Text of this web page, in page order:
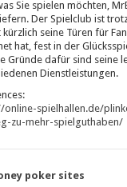
Sie spielen möchten,
Der Spielclub ist
kürzlich seine Türen für
hat, fest in der
Gründe dafür sind seine
Dienstleistungen.
online-spielhallen.de/
zu-mehr-spielguthaben/
poker sites